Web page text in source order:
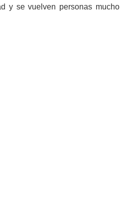
y se vuelven personas mucho